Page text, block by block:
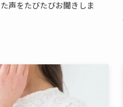
声をたびたびお聞きしま